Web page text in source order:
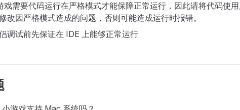
戏需要代码运行在严格模式才能保障正常运行，因此请将代码使
改因严格模式造成的问题，否则可能造成运行时报错。​
调试前先保证在 IDE 上能够正常运行